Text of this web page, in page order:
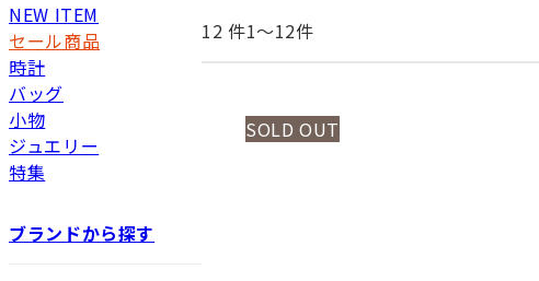
NEW ITEM
セール商品
時計
バッグ
小物
ジュエリー
特集
ブランドから探す
12 件1〜12件
SOLD OUT